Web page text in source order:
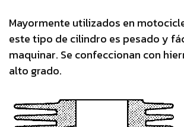
Mayormente utilizados en
este tipo de cilindro es pesado y
maquinar. Se confeccionan con
alto grado.